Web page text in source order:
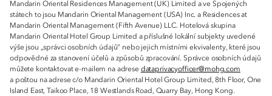
Mandarin Oriental Residences Management (UK) Limited a ve Spojených
státech to jsou Mandarin Oriental Management (USA) Inc. a Residences at
Mandarin Oriental Management (Fifth Avenue) LLC. Hotelová skupina
Mandarin Oriental Hotel Group Limited a příslušné lokální subjekty uvedené
výše jsou „správci osobních údajů“ nebo jejich místními ekvivalenty, které jsou
odpovědné za stanovení účelů a způsobů zpracování. Správce osobních údajů
můžete kontaktovat e-mailem na adrese dataprivacyofficer@mohg.com
a poštou na adrese c/o Mandarin Oriental Hotel Group Limited, 8th Floor, One
Island East, Taikoo Place, 18 Westlands Road, Quarry Bay, Hong Kong.